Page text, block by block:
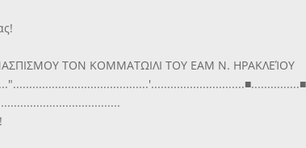
ΤΟΝ ΚΟΜΜΑΤΩΙΛΙ ΤΟΥ ΕΑΜ Ν. ΗΡΑΚΛΕΊΟΥ